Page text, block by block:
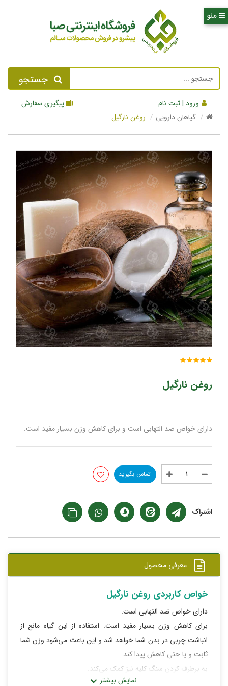
جستجو
ورود | ثبت نام
پیگیری سفارش
گیاهان دارویی
روغن نارگیل
روغن نارگیل
دارای خواص ضد التهابی است و برای کاهش وزن بسیار مفید است.
تماس بگیرید
اشتراک
معرفی محصول
خواص کاربردی روغن نارگیل
دارای خواص ضد التهابی است.
برای کاهش وزن بسیار مفید است. استفاده از این گیاه مانع از
انباشت چربی در بدن شما خواهد شد و این باعث می‌شود وزن شما
ثابت و یا حتی کاهش پیدا کند.
به برطرف کردن سنگ کلیه نیز کمک می‌کند.
از پوسیدگی دندان‌ها نیز جلوگیری می‌کند.